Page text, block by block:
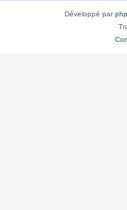
Développé par